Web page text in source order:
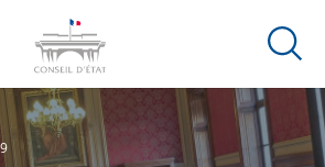
Ouvrir
de